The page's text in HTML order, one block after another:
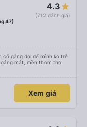
4.3
(712 đánh giá)
47)
cố gắng đợi để mình ko trễ
mát, mền thơm tho.
Xem giá